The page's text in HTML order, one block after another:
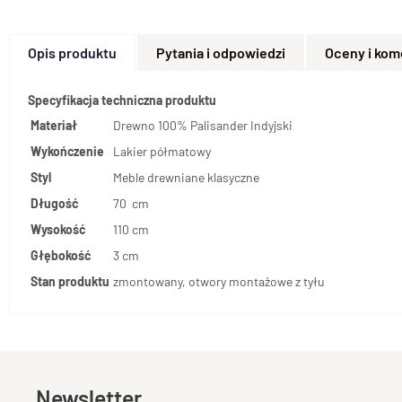
Opis produktu Pytania i odpowiedzi Oceny i
Specyfikacja techniczna produktu
Materiał
Drewno 100% Palisander Indyjski
Wykończenie
Lakier półmatowy
Styl
Meble drewniane klasyczne
Długość
70 cm
Wysokość
110 cm
Głębokość
3 cm
Stan produktu zmontowany, otwory montażowe z tyłu